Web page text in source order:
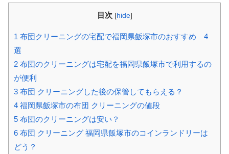
目次 [hide]
1 布団クリーニングの宅配で福岡県飯塚市のおすすめ 4
選
2 布団のクリーニングは宅配を福岡県飯塚市で利用するの
が便利
3 布団 クリーニングした後の保管してもらえる？
4 福岡県飯塚市の布団 クリーニングの値段
5 布団のクリーニングは安い？
6 布団 クリーニング 福岡県飯塚市のコインランドリーは
どう？